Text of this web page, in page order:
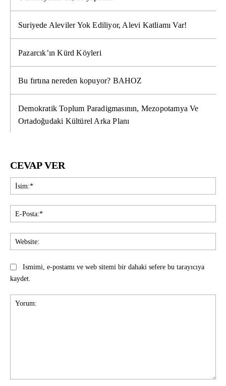
Suriyede Aleviler Yok Ediliyor, Alevi Katliamı Var!
Pazarcık’ın Kürd Köyleri
Bu fırtına nereden kopuyor? BAHOZ
Demokratik Toplum Paradigmasının, Mezopotamya Ve
Ortadoğudaki Kültürel Arka Planı
CEVAP VER
Ismimi, e-postamı ve web sitemi bir dahaki sefere bu tarayıcıya
kaydet.